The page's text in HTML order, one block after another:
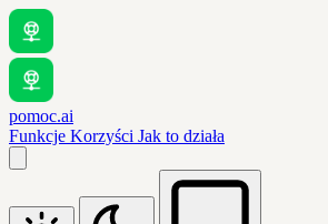
pomoc.ai
Funkcje Korzyści Jak to działa